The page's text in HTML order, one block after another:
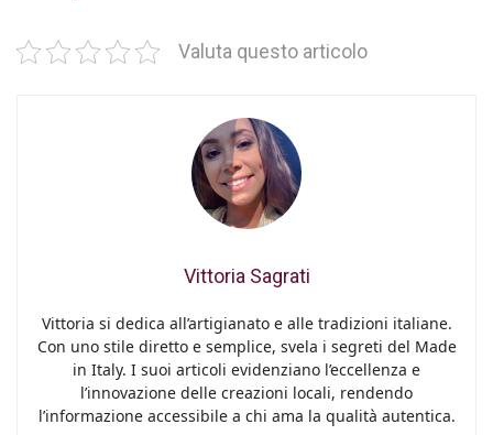
Valuta questo articolo
Vittoria Sagrati
Vittoria si dedica all’artigianato e alle tradizioni italiane.
Con uno stile diretto e semplice, svela i segreti del Made
in Italy. I suoi articoli evidenziano l’eccellenza e
l’innovazione delle creazioni locali, rendendo
l’informazione accessibile a chi ama la qualità autentica.